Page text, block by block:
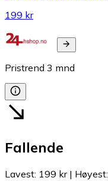
199 kr
Pristrend 3 mnd
Fallende
Lavest: 199 kr| Høyest: